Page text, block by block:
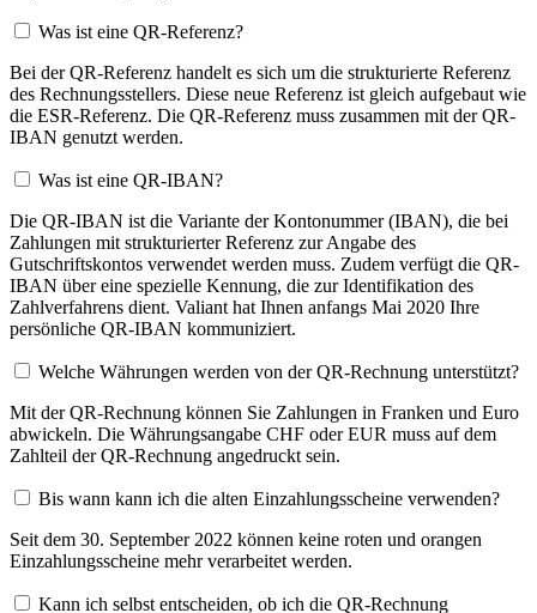
Was ist eine QR-Referenz?
Bei der QR-Referenz handelt es sich um die strukturierte Referenz
des Rechnungsstellers. Diese neue Referenz ist gleich aufgebaut wie
die ESR-Referenz. Die QR-Referenz muss zusammen mit der QR-
IBAN genutzt werden.
Was ist eine QR-IBAN?
Die QR-IBAN ist die Variante der Kontonummer (IBAN), die bei
Zahlungen mit strukturierter Referenz zur Angabe des
Gutschriftskontos verwendet werden muss. Zudem verfügt die QR-
IBAN über eine spezielle Kennung, die zur Identifikation des
Zahlverfahrens dient. Valiant hat Ihnen anfangs Mai 2020 Ihre
persönliche QR-IBAN kommuniziert.
Welche Währungen werden von der QR-Rechnung unterstützt?
Mit der QR-Rechnung können Sie Zahlungen in Franken und Euro
abwickeln. Die Währungsangabe CHF oder EUR muss auf dem
Zahlteil der QR-Rechnung angedruckt sein.
Bis wann kann ich die alten Einzahlungsscheine verwenden?
Seit dem 30. September 2022 können keine roten und orangen
Einzahlungsscheine mehr verarbeitet werden.
Kann ich selbst entscheiden, ob ich die QR-Rechnung